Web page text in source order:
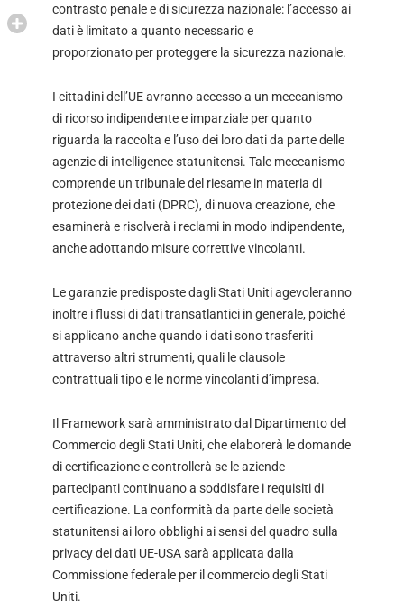
contrasto penale e di sicurezza nazionale: l’accesso ai
dati è limitato a quanto necessario e
proporzionato per proteggere la sicurezza nazionale.
I cittadini dell’UE avranno accesso a un meccanismo
di ricorso indipendente e imparziale per quanto
riguarda la raccolta e l’uso dei loro dati da parte delle
agenzie di intelligence statunitensi. Tale meccanismo
comprende un tribunale del riesame in materia di
protezione dei dati (DPRC), di nuova creazione, che
esaminerà e risolverà i reclami in modo indipendente,
anche adottando misure correttive vincolanti.
Le garanzie predisposte dagli Stati Uniti agevoleranno
inoltre i flussi di dati transatlantici in generale, poiché
si applicano anche quando i dati sono trasferiti
attraverso altri strumenti, quali le clausole
contrattuali tipo e le norme vincolanti d’impresa.
Il Framework sarà amministrato dal Dipartimento del
Commercio degli Stati Uniti, che elaborerà le domande
di certificazione e controllerà se le aziende
partecipanti continuano a soddisfare i requisiti di
certificazione. La conformità da parte delle società
statunitensi ai loro obblighi ai sensi del quadro sulla
privacy dei dati UE-USA sarà applicata dalla
Commissione federale per il commercio degli Stati
Uniti.